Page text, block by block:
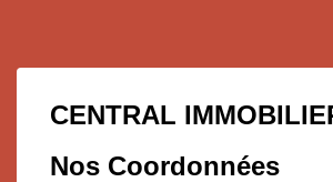
CENTRAL
Nos Coordonnées